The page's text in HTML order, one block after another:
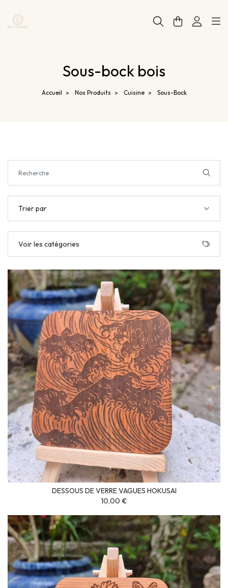
Sous-bock bois
Accueil > Nos Produits > Cuisine > Sous-Bock
Trier par
Voir les catégories
DESSOUS DE VERRE VAGUES HOKUSAI
10,00 €